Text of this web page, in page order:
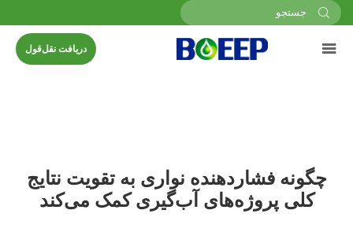
دریافت نقل‌قول
چگونه فشاردهنده نواری به تقویت نتایج
کلی پروژه‌های آب‌گیری کمک می‌کند